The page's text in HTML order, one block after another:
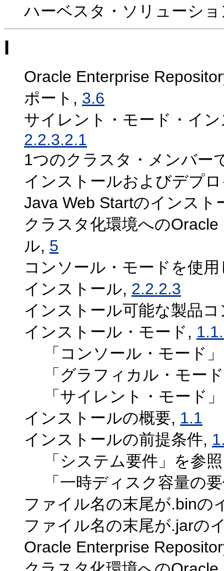
ハーベスタ・ソリューシ
I
Oracle Enterprise
ポート, 3.6
サイレント・モード・イ
2.2.3.2.1
1つのクラスタ・メンバー
インストールおよびデプ
Java Web Startのインスト
クラスタ化環境への
ル, 5
コンソール・モードを使
インストール, 2.2.2.3
インストール可能な製品
インストール・モード,
「コンソール・モード
「グラフィカル・モー
「サイレント・モード
インストールの概要, 1.1
インストールの前提条件,
「システム要件」を参照
「一時ディスク容量の
ファイル名の末尾が.binの
ファイル名の末尾が.jarの
Oracle Enterprise